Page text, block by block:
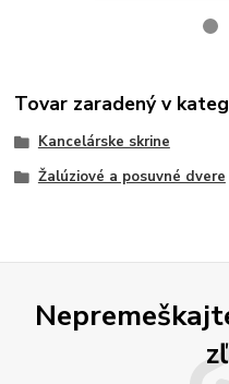
Tovar zaradený v
Kancelárske skrine
Žalúziové a posuvné dvere